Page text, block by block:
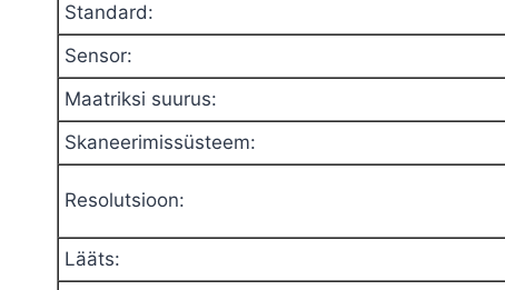
Standard:
Sensor:
Maatriksi suurus:
Skaneerimissüsteem:
Resolutsioon:
Lääts: